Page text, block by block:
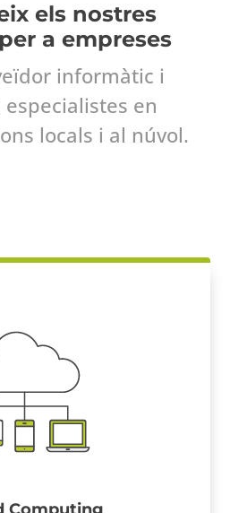
els nostres
a empreses
informàtic i
especialistes en
locals i al núvol.